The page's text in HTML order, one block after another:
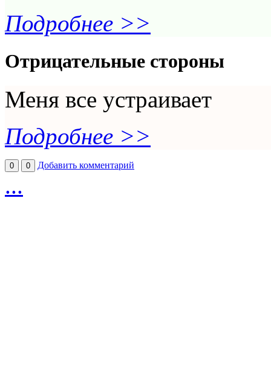
Подробнее >>
Отрицательные стороны
Меня все устраивает
Подробнее >>
0 0 Добавить комментарий
...